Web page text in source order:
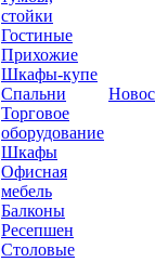
стойки
Гостиные
Прихожие
Шкафы-купе
Спальни
Торговое
оборудование
Шкафы
Офисная
мебель
Балконы
Ресепшен
Столовые